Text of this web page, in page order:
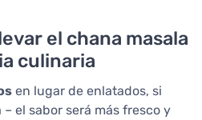
el chana masala
culinaria
en lugar de enlatados, si
el sabor será más fresco y